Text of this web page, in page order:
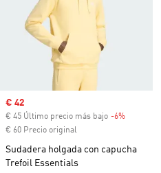
Precio de venta
€ 42
€ 45 Último precio más bajo -6%
€ 60 Precio original
Sudadera holgada con capucha
Trefoil Essentials